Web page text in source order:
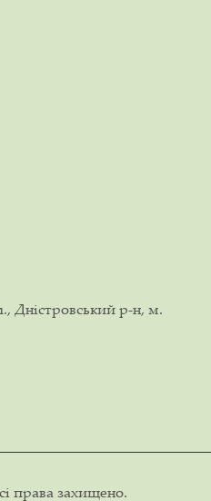
Дністровський р-н, м.
права захищено.